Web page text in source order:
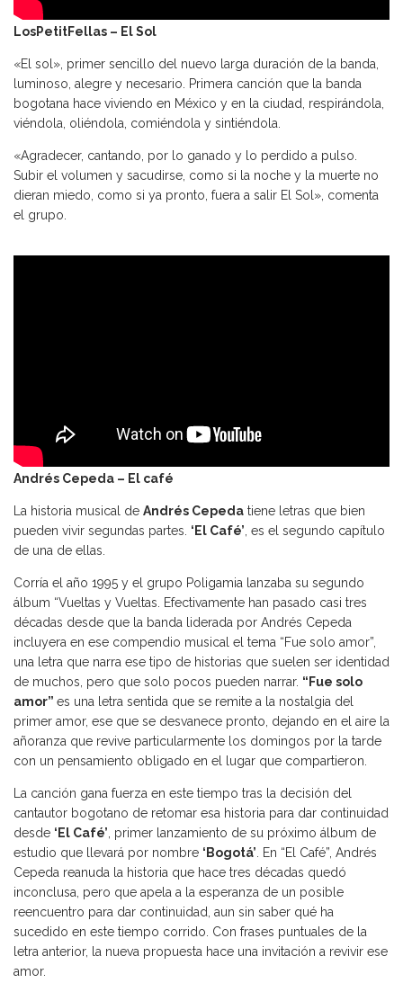
LosPetitFellas – El Sol
«El sol», primer sencillo del nuevo larga duración de la banda,
luminoso, alegre y necesario. Primera canción que la banda
bogotana hace viviendo en México y en la ciudad, respirándola,
viéndola, oliéndola, comiéndola y sintiéndola.
«Agradecer, cantando, por lo ganado y lo perdido a pulso.
Subir el volumen y sacudirse, como si la noche y la muerte no
dieran miedo, como si ya pronto, fuera a salir El Sol», comenta
el grupo.
Andrés Cepeda – El café
La historia musical de Andrés Cepeda tiene letras que bien
pueden vivir segundas partes. ‘El Café’ , es el segundo capítulo
de una de ellas.
Corría el año 1995 y el grupo Poligamia lanzaba su segundo
álbum “Vueltas y Vueltas. Efectivamente han pasado casi tres
décadas desde que la banda liderada por Andrés Cepeda
incluyera en ese compendio musical el tema “Fue solo amor”,
una letra que narra ese tipo de historias que suelen ser identidad
de muchos, pero que solo pocos pueden narrar. “Fue solo
amor” es una letra sentida que se remite a la nostalgia del
primer amor, ese que se desvanece pronto, dejando en el aire la
añoranza que revive particularmente los domingos por la tarde
con un pensamiento obligado en el lugar que compartieron.
La canción gana fuerza en este tiempo tras la decisión del
cantautor bogotano de retomar esa historia para dar continuidad
desde ‘El Café’ , primer lanzamiento de su próximo álbum de
estudio que llevará por nombre ‘Bogotá’ . En “El Café”, Andrés
Cepeda reanuda la historia que hace tres décadas quedó
inconclusa, pero que apela a la esperanza de un posible
reencuentro para dar continuidad, aun sin saber qué ha
sucedido en este tiempo corrido. Con frases puntuales de la
letra anterior, la nueva propuesta hace una invitación a revivir ese
amor.